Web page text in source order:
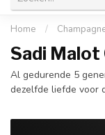
Home /
Sadi Malot
Al gedurende 5
dezelfde liefde voor